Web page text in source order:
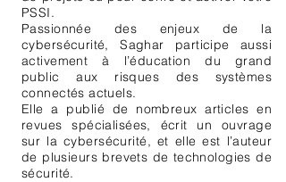
PSSI.
Passionnée des enjeux de la
cybersécurité, Saghar participe aussi
activement à l’éducation du grand
public aux risques des systèmes
connectés actuels.
Elle a publié de nombreux articles en
revues spécialisées, écrit un ouvrage
sur la cybersécurité, et elle est l’auteur
de plusieurs brevets de technologies de
sécurité.